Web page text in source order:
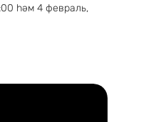
һәм 4 февраль,